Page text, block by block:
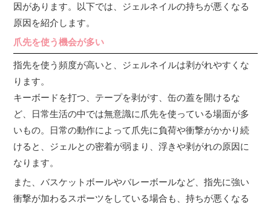
因があります。以下では、ジェルネイルの持ちが悪くなる
原因を紹介します。
爪先を使う機会が多い
指先を使う頻度が高いと、ジェルネイルは剥がれやすくな
ります。
キーボードを打つ、テープを剥がす、缶の蓋を開けるな
ど、日常生活の中では無意識に爪先を使っている場面が多
いもの。日常の動作によって爪先に負荷や衝撃がかかり続
けると、ジェルとの密着が弱まり、浮きや剥がれの原因に
なります。
また、バスケットボールやバレーボールなど、指先に強い
衝撃が加わるスポーツをしている場合も、持ちが悪くなる